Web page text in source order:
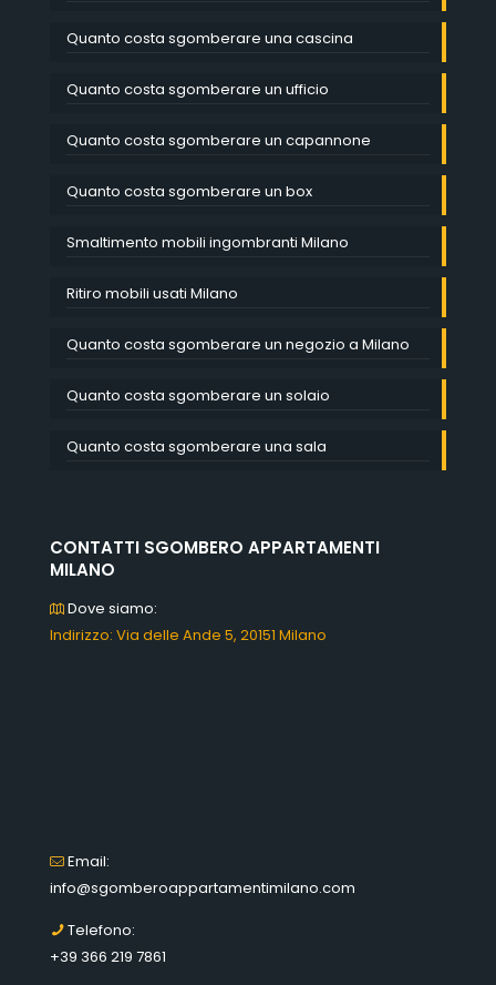
Quanto costa sgomberare una cascina
Quanto costa sgomberare un ufficio
Quanto costa sgomberare un capannone
Quanto costa sgomberare un box
Smaltimento mobili ingombranti Milano
Ritiro mobili usati Milano
Quanto costa sgomberare un negozio a Milano
Quanto costa sgomberare un solaio
Quanto costa sgomberare una sala
CONTATTI SGOMBERO APPARTAMENTI
MILANO
Dove siamo:
Indirizzo: Via delle Ande 5, 20151 Milano
Email:
info@sgomberoappartamentimilano.com
Telefono:
+39 366 219 7861